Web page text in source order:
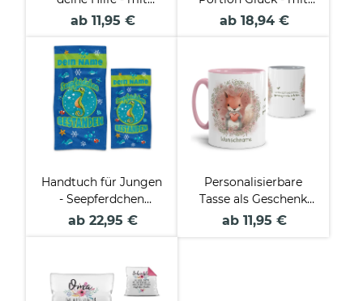
Name
ab 11,95 €
Name - 500 ml
ab 18,94 €
Handtuch für Jungen
- Seepferdchen
bestanden - mit
ab 22,95 €
Personalisierbare
Tasse als Geschenk
für Kinder -
ab 11,95 €